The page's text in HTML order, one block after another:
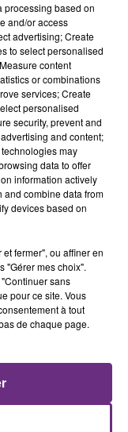
CHOOZ
centrale
Une situation
qui est toujours
FERME
ville
de
processing based on
and/or access
advertising; Create
to select personalised
content
or combinations
services; Create
personalised
security, prevent and
and content;
may
data to offer
information actively
and combine data from
devices based on
fermer", ou affiner en
"Gérer mes choix".
sans
pour ce site. Vous
à tout
de chaque page.